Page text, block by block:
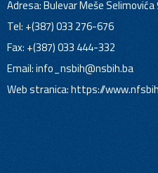
Adresa: Bulevar Meše
Tel: +(387) 033 276-676
Fax: +(387) 033 444-332
Email:info_nsbih@nsbih.ba
Web stranica: https://